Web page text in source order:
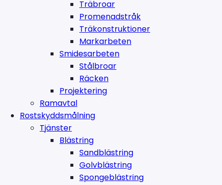
Träbroar
Promenadstråk
Träkonstruktioner
Markarbeten
Smidesarbeten
Stålbroar
Räcken
Projektering
Ramavtal
Rostskyddsmålning
Tjänster
Blästring
Sandblästring
Golvblästring
Spongeblästring